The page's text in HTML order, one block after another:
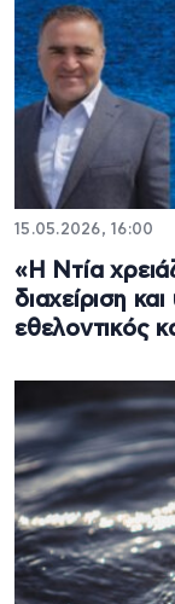
15.05.2026, 16:00
«Η Ντία
διαχείριση
εθελοντικός